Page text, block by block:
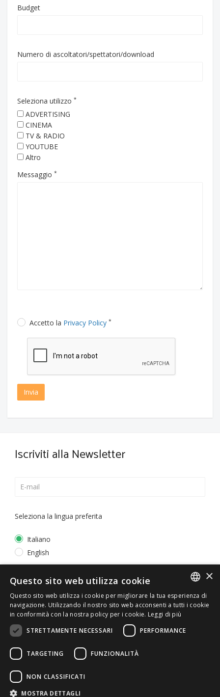
Budget
Numero di ascoltatori/spettatori/download
Seleziona utilizzo *
ADVERTISING
CINEMA
TV & RADIO
YOUTUBE
Altro
Messaggio *
Accetto la Privacy Policy *
Invia
Iscriviti alla Newsletter
Seleziona la lingua preferita
Italiano
English
© 2026 ERGA srl - P.IVA 11173870152 | HALIDON srl -
ITALIAN
×
Questo sito web utilizza cookie
Questo sito web utilizza i cookie per migliorare la tua esperienza di
navigazione. Utilizzando il nostro sito web acconsenti a tutti i cookie
in conformità con la nostra policy per i cookie. Leggi di più
STRETTAMENTE NECESSARI
PERFORMANCE
TARGETING FUNZIONALITÀ
NON CLASSIFICATI
MOSTRA DETTAGLI